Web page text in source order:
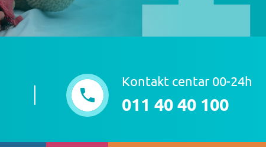
Kontakt centar 00-24h
011 40 40 100